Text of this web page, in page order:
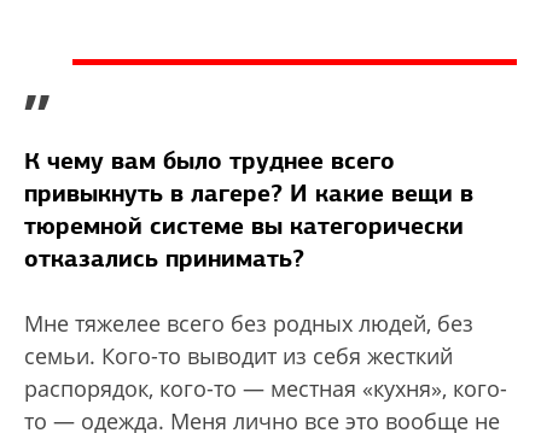
”
К чему вам было труднее всего
привыкнуть в лагере? И какие вещи в
тюремной системе вы категорически
отказались принимать?
Мне тяжелее всего без родных людей, без
семьи. Кого-то выводит из себя жесткий
распорядок, кого-то — местная «кухня», кого-
то — одежда. Меня лично все это вообще не